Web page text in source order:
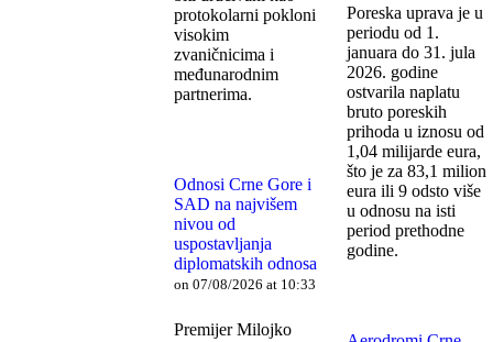
protokolarni pokloni
visokim
zvaničnicima i
međunarodnim
partnerima.
Odnosi Crne Gore i
SAD na najvišem
nivou od
uspostavljanja
diplomatskih odnosa
on 07/08/2026 at 10:33
Premijer Milojko
Poreska uprava je u
periodu od 1.
januara do 31. jula
2026. godine
ostvarila naplatu
bruto poreskih
prihoda u iznosu od
1,04 milijarde eura,
što je za 83,1 milion
eura ili 9 odsto više
u odnosu na isti
period prethodne
godine.